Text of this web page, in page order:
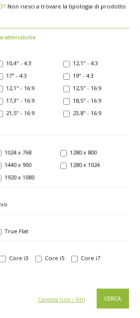
Non riesci a trovare la tipologia di prodotto
10,4" - 4:3
12,1" - 4:3
17" - 4:3
19" - 4:3
12,1" - 16:9
12,5" - 16:9
17,3" - 16:9
18,5" - 16:9
21,5" - 16:9
23,8" - 16:9
1024 x 768
1280 x 800
1440 x 900
1280 x 1024
1920 x 1080
True Flat
Core i3 Core i5 Core i7
Cancella tutti i filtri